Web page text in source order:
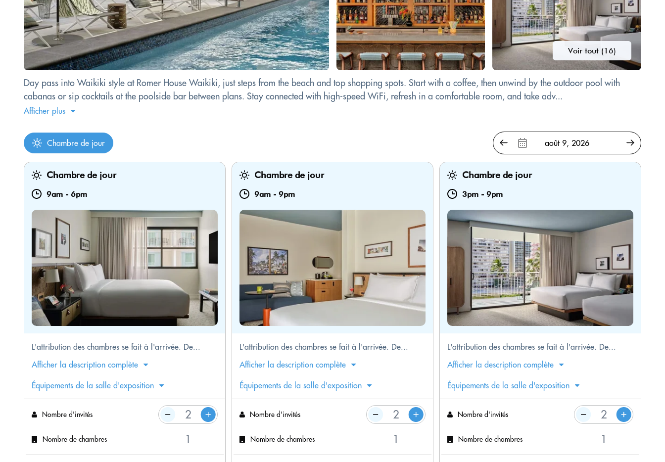
Voir tout (16)
Day pass into Waikiki style at Romer House Waikiki, just steps from the beach and top shopping spots. Start with a coffee, then unwind by the outdoor pool with
cabanas or sip cocktails at the poolside bar between plans. Stay connected with high-speed WiFi, refresh in a comfortable room, and take adv...
Afficher plus
Chambre de jour
Chambre de jour
9am - 6pm
L'attribution des chambres se fait à l'arrivée. De...
Afficher la description complète
Équipements de la salle d'exposition
Nombre d'invités
Nombre de chambres
Chambre de jour
9am - 9pm
L'attribution des chambres se fait à l'arrivée. De...
Afficher la description complète
Équipements de la salle d'exposition
Nombre d'invités
Nombre de chambres
Chambre de jour
3pm - 9pm
L'attribution des chambres se fait à l'arrivée. De...
Afficher la description complète
Équipements de la salle d'exposition
Nombre d'invités
Nombre de chambres